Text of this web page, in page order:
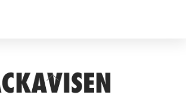
Back
To